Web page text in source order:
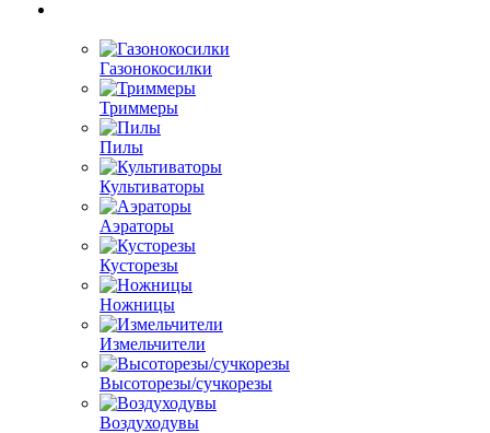
Газонокосилки
Триммеры
Пилы
Культиваторы
Аэраторы
Кусторезы
Ножницы
Измельчители
Высоторезы/сучкорезы
Воздуходувы